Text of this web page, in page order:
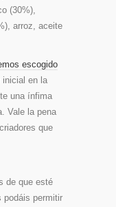
(30%),
arroz, aceite
escogido
inicial en la
una ínfima
Vale la pena
que
de que esté
podáis permitir